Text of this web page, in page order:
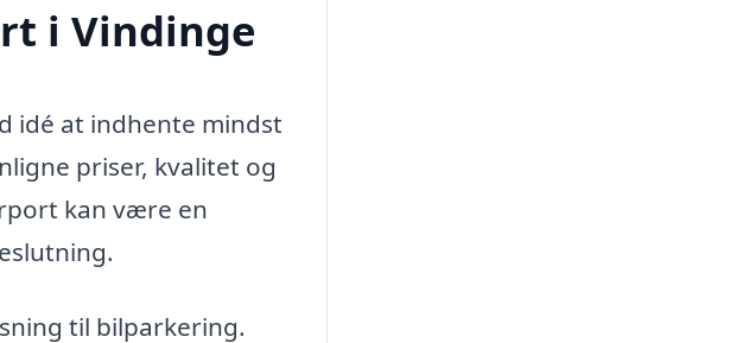
i Vindinge
idé at indhente mindst
priser, kvalitet og
kan være en
til bilparkering.